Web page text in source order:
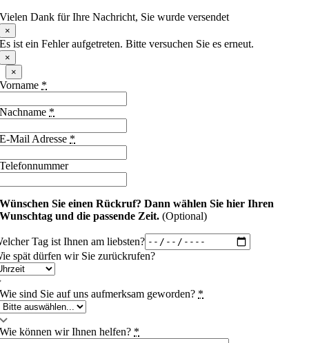
Vielen Dank für Ihre Nachricht, Sie wurde versendet
×
Es ist ein Fehler aufgetreten. Bitte versuchen Sie es erneut.
×
×
Vorname *
Nachname *
E-Mail Adresse *
Telefonnummer
Wünschen Sie einen Rückruf? Dann wählen Sie hier Ihren
Wunschtag und die passende Zeit.(Optional)
Tag ist Ihnen am liebsten?
spät dürfen wir Sie zurückrufen?
Wie sind Sie auf uns aufmerksam geworden? *
Wie können wir Ihnen helfen? *